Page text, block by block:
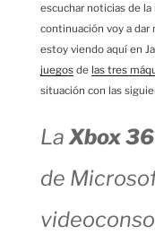
escuchar noticias de
continuación voy a
estoy viendo aquí en
juegos de las tres
situación con las
La Xbox
de